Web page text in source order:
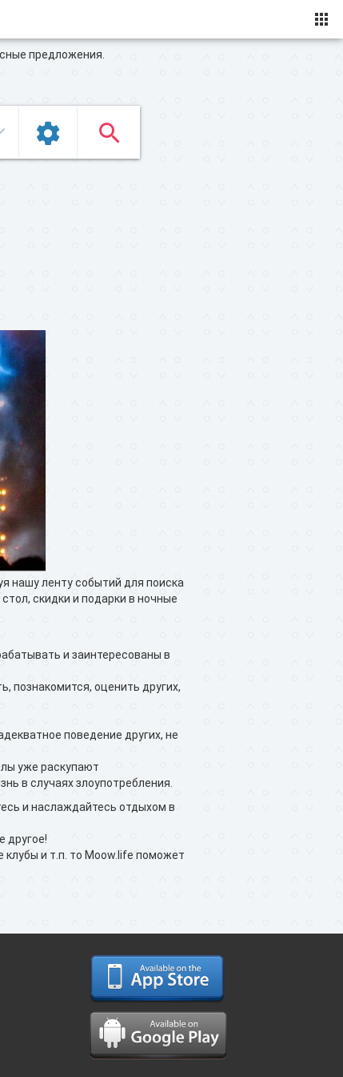
предложения.
нашу ленту событий для поиска
скидки и подарки в ночные
и заинтересованы в
познакомится, оценить других,
поведение других, не
уже раскупают
в случаях злоупотребления.
и наслаждайтесь отдыхом в
другое!
клубы и т.п. то Moow.life поможет